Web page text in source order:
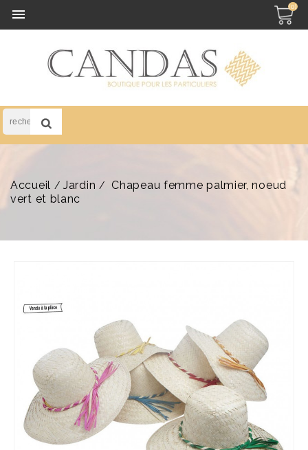
 (0)
Accueil Jardin
Chapeau femme palmier, noeud
vert et blanc